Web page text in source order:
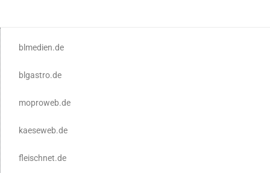
blmedien.de
blgastro.de
moproweb.de
kaeseweb.de
fleischnet.de